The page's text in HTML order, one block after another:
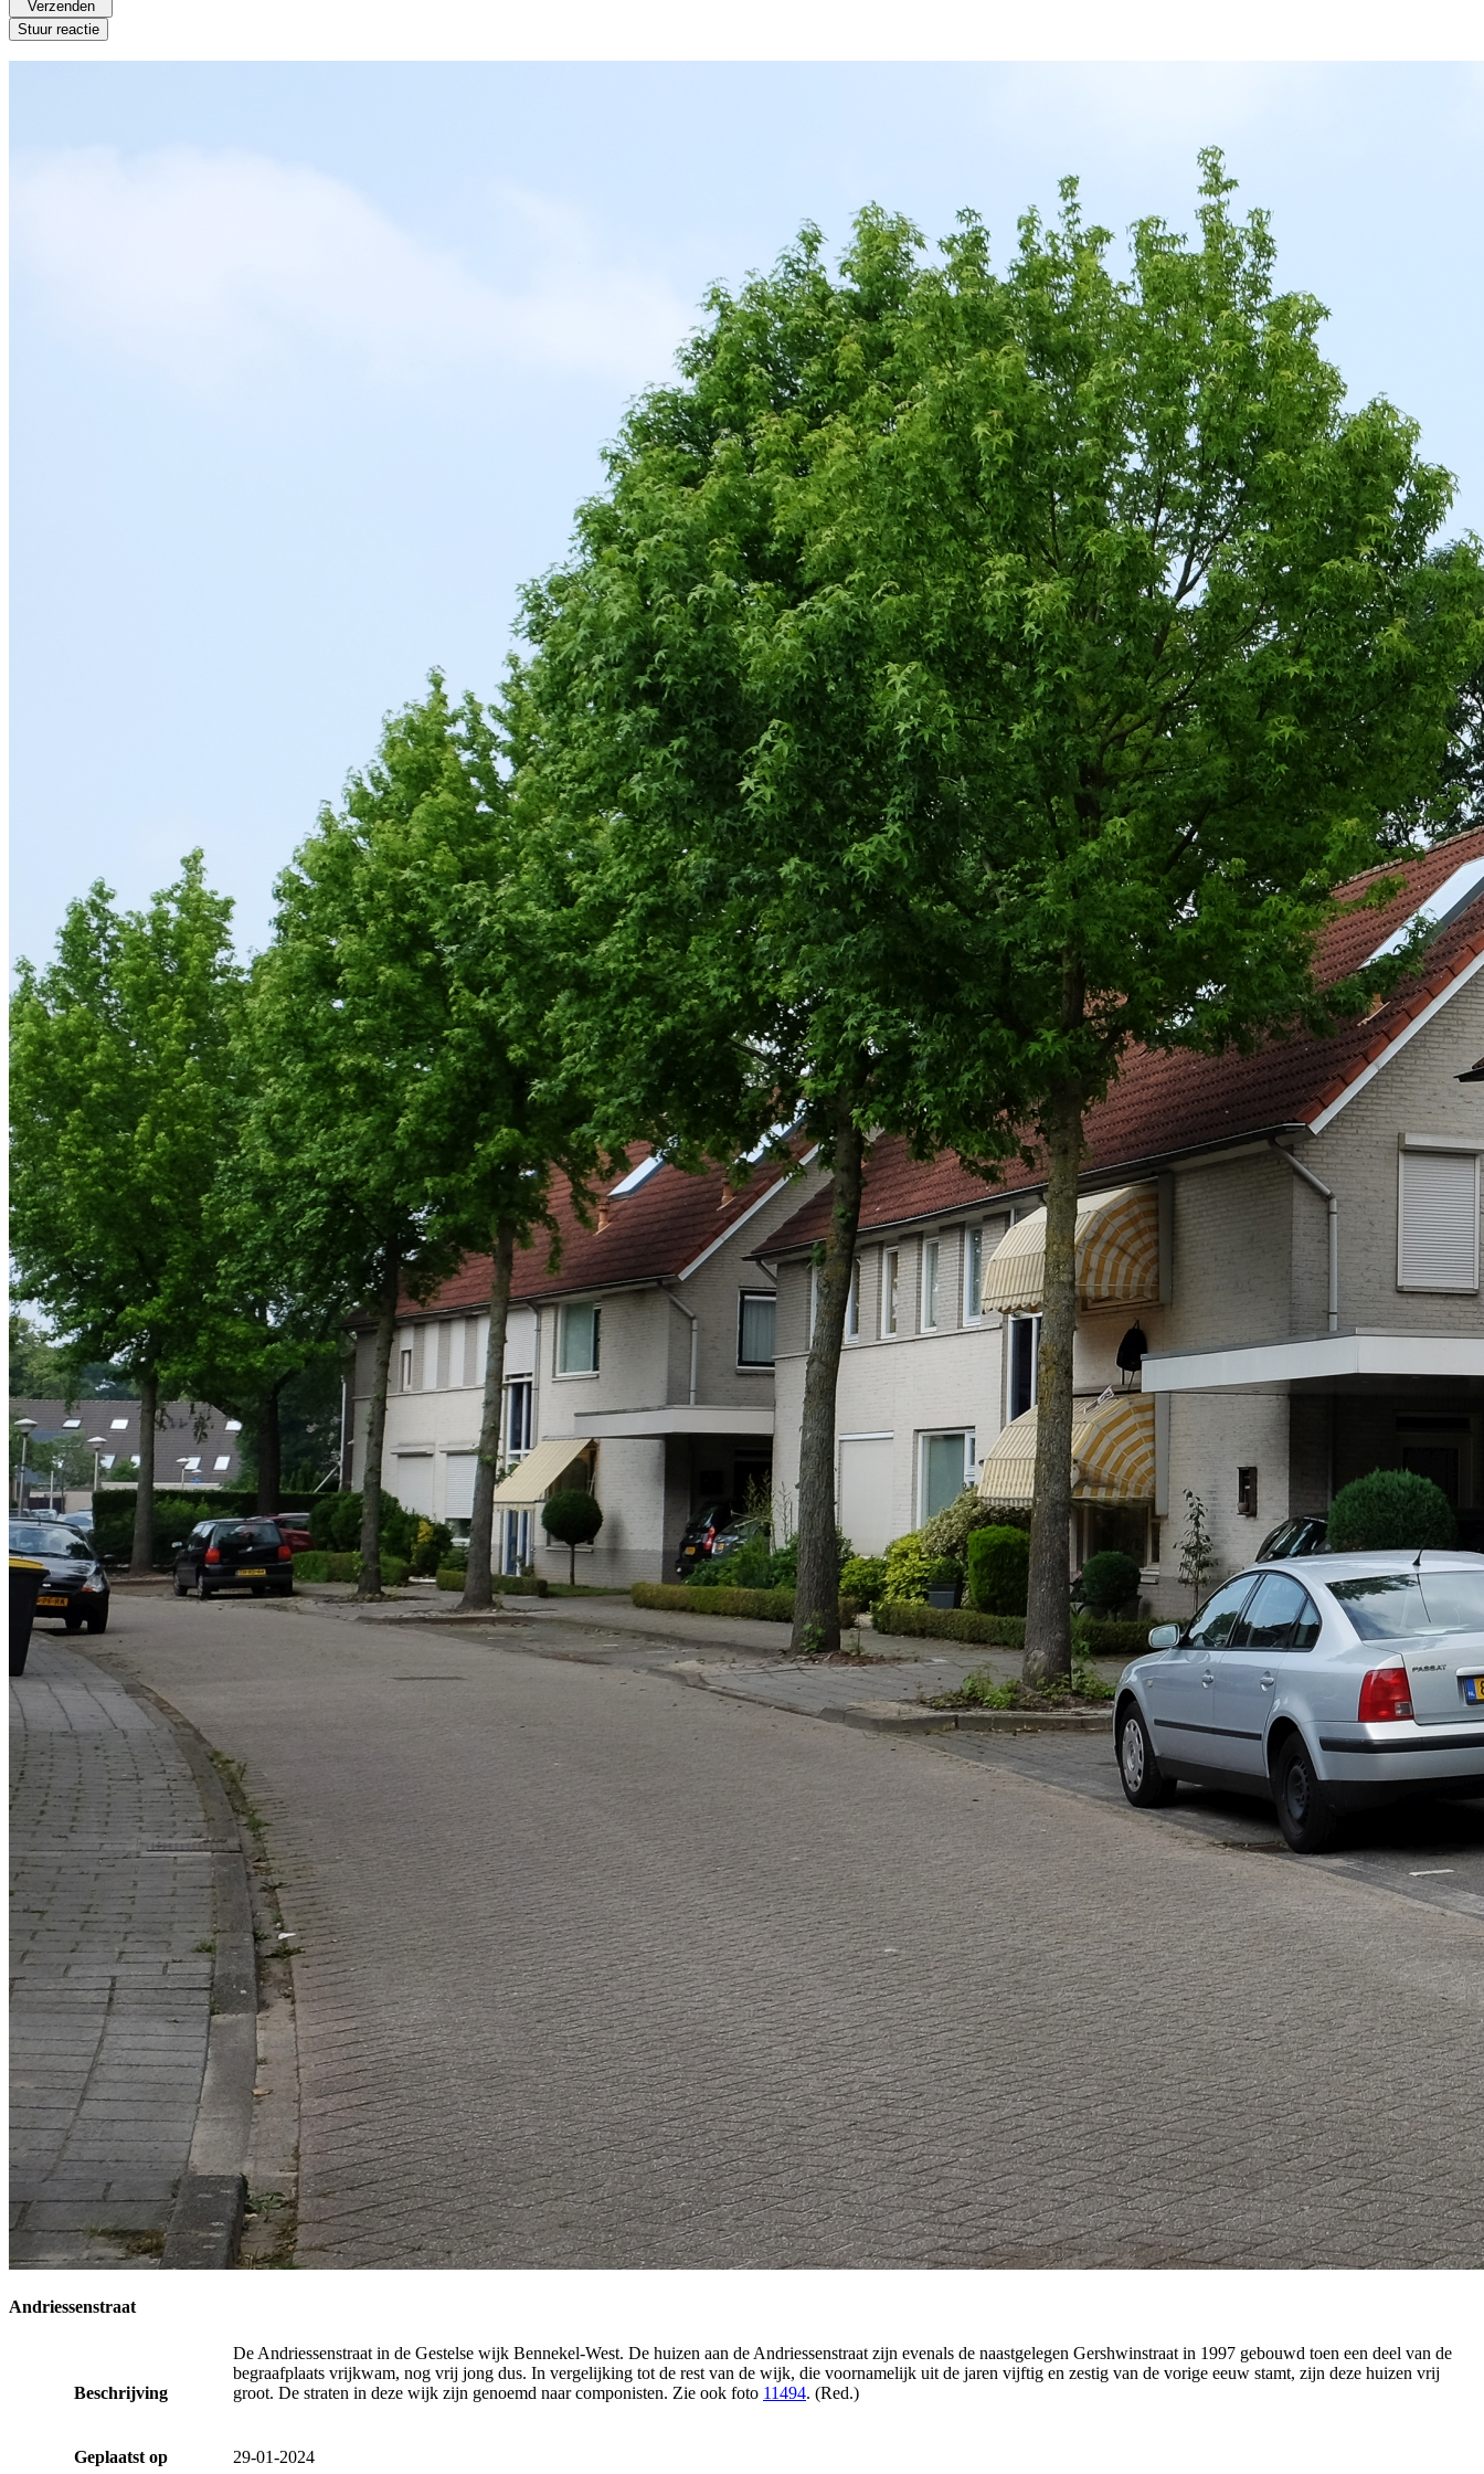
Andriessenstraat
Beschrijving
De Andriessenstraat in de Gestelse wijk Bennekel-West. De huizen aan de Andriessenstraat zijn evenals de naastgelegen Gershwinstraat in 1997 gebouwd toen een deel van de
begraafplaats vrijkwam, nog vrij jong dus. In vergelijking tot de rest van de wijk, die voornamelijk uit de jaren vijftig en zestig van de vorige eeuw stamt, zijn deze huizen vrij
groot. De straten in deze wijk zijn genoemd naar componisten. Zie ook foto 11494. (Red.)
Geplaatst op 29-01-2024